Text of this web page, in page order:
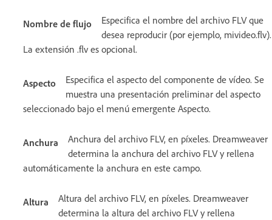
Nombre de flujo
Especifica el nombre del archivo FLV que
desea reproducir (por ejemplo, mivideo.flv).
La extensión .flv es opcional.
Aspecto
Especifica el aspecto del componente de vídeo. Se
muestra una presentación preliminar del aspecto
seleccionado bajo el menú emergente Aspecto.
Anchura
Anchura del archivo FLV, en píxeles. Dreamweaver
determina la anchura del archivo FLV y rellena
automáticamente la anchura en este campo.
Altura
Altura del archivo FLV, en píxeles. Dreamweaver
determina la altura del archivo FLV y rellena